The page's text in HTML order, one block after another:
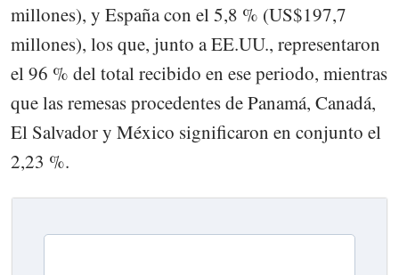
millones), y España con el 5,8 % (US$197,7
millones), los que, junto a EE.UU., representaron
el 96 % del total recibido en ese periodo, mientras
que las remesas procedentes de Panamá, Canadá,
El Salvador y México significaron en conjunto el
2,23 %.